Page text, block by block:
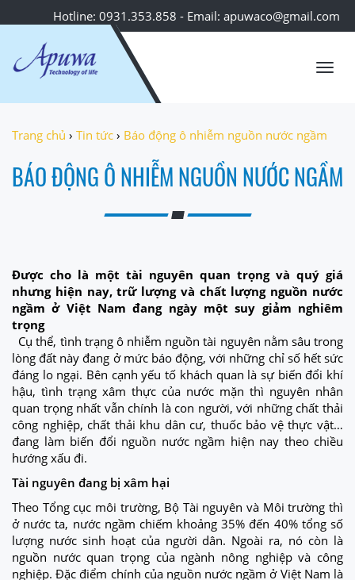
Hotline: 0931.353.858 - Email: apuwaco@gmail.com
Trang chủ › Tin tức › Báo động ô nhiễm nguồn nước ngầm
BÁO ĐỘNG Ô NHIỄM NGUỒN NƯỚC NGẦM
Được cho là một tài nguyên quan trọng và quý giá
nhưng hiện nay, trữ lượng và chất lượng nguồn nước
ngầm ở Việt Nam đang ngày một suy giảm nghiêm
trọng
Cụ thể, tình trạng ô nhiễm nguồn tài nguyên nằm sâu trong
lòng đất này đang ở mức báo động, với những chỉ số hết sức
đáng lo ngại. Bên cạnh yếu tố khách quan là sự biến đổi khí
hậu, tình trạng xâm thực của nước mặn thì nguyên nhân
quan trọng nhất vẫn chính là con người, với những chất thải
công nghiệp, chất thải khu dân cư, thuốc bảo vệ thực vật…
đang làm biến đổi nguồn nước ngầm hiện nay theo chiều
hướng xấu đi.
Tài nguyên đang bị xâm hại
Theo Tổng cục môi trường, Bộ Tài nguyên và Môi trường thì
ở nước ta, nước ngầm chiếm khoảng 35% đến 40% tổng số
lượng nước sinh hoạt của người dân. Ngoài ra, nó còn là
nguồn nước quan trọng của ngành nông nghiệp và công
nghiệp. Đặc điểm chính của nguồn nước ngầm ở Việt Nam là